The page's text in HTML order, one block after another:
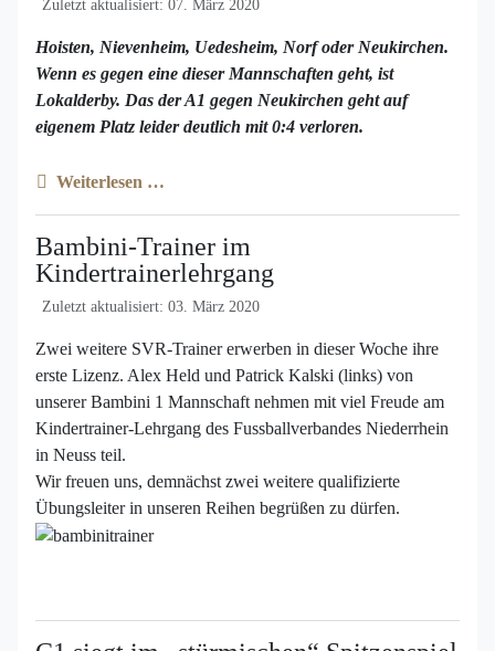
Zuletzt aktualisiert: 07. März 2020
Hoisten, Nievenheim, Uedesheim, Norf oder Neukirchen.
Wenn es gegen eine dieser Mannschaften geht, ist
Lokalderby. Das der A1 gegen Neukirchen geht auf
eigenem Platz leider deutlich mit 0:4 verloren.
Weiterlesen …
Bambini-Trainer im
Kindertrainerlehrgang
Zuletzt aktualisiert: 03. März 2020
Zwei weitere SVR-Trainer erwerben in dieser Woche ihre
erste Lizenz. Alex Held und Patrick Kalski (links) von
unserer Bambini 1 Mannschaft nehmen mit viel Freude am
Kindertrainer-Lehrgang des Fussballverbandes Niederrhein
in Neuss teil.
Wir freuen uns, demnächst zwei weitere qualifizierte
Übungsleiter in unseren Reihen begrüßen zu dürfen.